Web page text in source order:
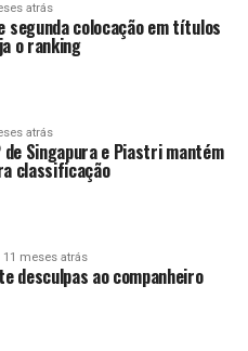
atrás
segunda colocação em títulos
o ranking
atrás
de Singapura e Piastri mantém
classificação
11 meses atrás
desculpas ao companheiro